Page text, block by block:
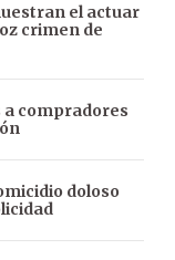
el actuar
crimen de
a compradores
doloso